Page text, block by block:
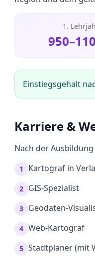
1.
950–
Einstiegsgehalt
Karriere &
Nach der
1 Kartograf in
2 GIS-Spezialist
3 Geodaten-
4 Web-Kartograf
5 Stadtplaner (mit